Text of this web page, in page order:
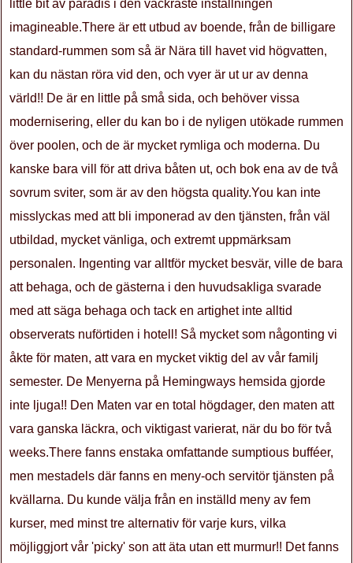
little bit av paradis i den vackraste inställningen
imagineable.There är ett utbud av boende, från de billigare
standard-rummen som så är Nära till havet vid högvatten,
kan du nästan röra vid den, och vyer är ut ur av denna
värld!! De är en little på små sida, och behöver vissa
modernisering, eller du kan bo i de nyligen utökade rummen
över poolen, och de är mycket rymliga och moderna. Du
kanske bara vill för att driva båten ut, och bok ena av de två
sovrum sviter, som är av den högsta quality.You kan inte
misslyckas med att bli imponerad av den tjänsten, från väl
utbildad, mycket vänliga, och extremt uppmärksam
personalen. Ingenting var alltför mycket besvär, ville de bara
att behaga, och de gästerna i den huvudsakliga svarade
med att säga behaga och tack en artighet inte alltid
observerats nuförtiden i hotell! Så mycket som någonting vi
åkte för maten, att vara en mycket viktig del av vår familj
semester. De Menyerna på Hemingways hemsida gjorde
inte ljuga!! Den Maten var en total högdager, den maten att
vara ganska läckra, och viktigast varierat, när du bo för två
weeks.There fanns enstaka omfattande sumptious bufféer,
men mestadels där fanns en meny-och servitör tjänsten på
kvällarna. Du kunde välja från en inställd meny av fem
kurser, med minst tre alternativ för varje kurs, vilka
möjliggjort vår 'picky' son att äta utan ett murmur!! Det fanns